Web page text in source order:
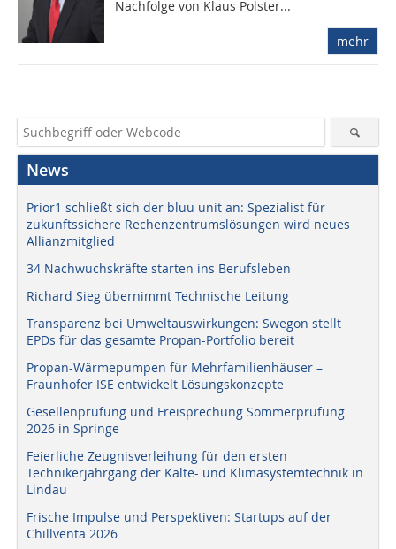
Nachfolge von Klaus Polster...
mehr
News
Prior1 schließt sich der bluu unit an: Spezialist für
zukunftssichere Rechenzentrumslösungen wird neues
Allianzmitglied
34 Nachwuchskräfte starten ins Berufsleben
Richard Sieg übernimmt Technische Leitung
Transparenz bei Umweltauswirkungen: Swegon stellt
EPDs für das gesamte Propan-Portfolio bereit
Propan-Wärmepumpen für Mehrfamilienhäuser –
Fraunhofer ISE entwickelt Lösungskonzepte
Gesellenprüfung und Freisprechung Sommerprüfung
2026 in Springe
Feierliche Zeugnisverleihung für den ersten
Technikerjahrgang der Kälte- und Klimasystemtechnik in
Lindau
Frische Impulse und Perspektiven: Startups auf der
Chillventa 2026